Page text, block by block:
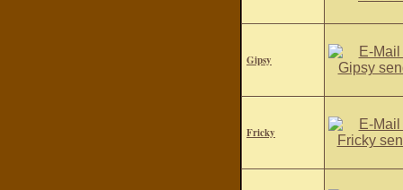
Gipsy
Fricky